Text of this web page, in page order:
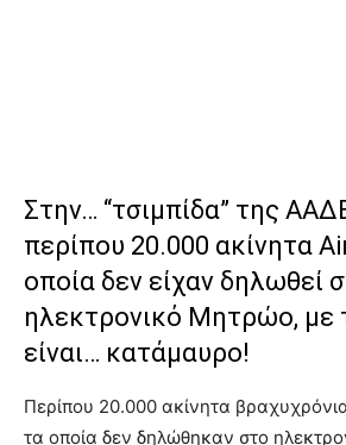
Στην… “τσιμπίδα” της
περίπου 20.000 ακίνητα
οποία δεν είχαν δηλωθεί
ηλεκτρονικό Μητρώο, με
είναι… κατάμαυρο!
Περίπου 20.000 ακίνητα
τα οποία δεν δηλώθηκαν στο